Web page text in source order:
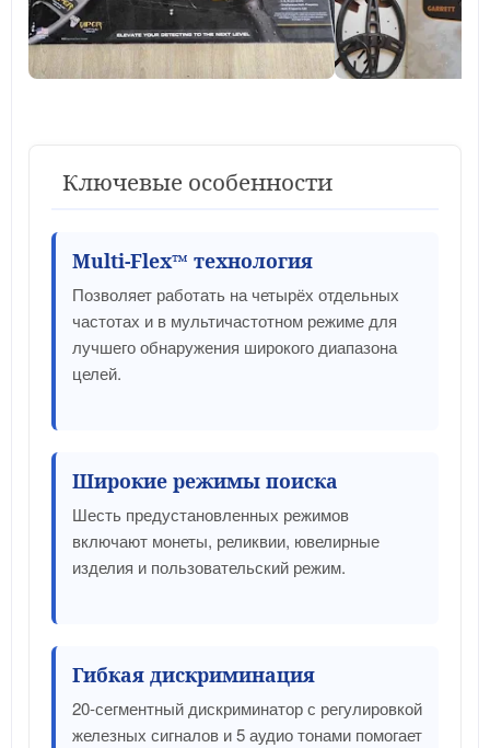
Ключевые особенности
Multi-Flex™ технология
Позволяет работать на четырёх отдельных
частотах и в мультичастотном режиме для
лучшего обнаружения широкого диапазона
целей.
Широкие режимы поиска
Шесть предустановленных режимов
включают монеты, реликвии, ювелирные
изделия и пользовательский режим.
Гибкая дискриминация
20-сегментный дискриминатор с регулировкой
железных сигналов и 5 аудио тонами помогает